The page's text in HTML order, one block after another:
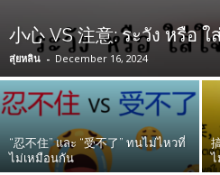
小心 VS 注意: ระวัง หรือ
สุ่ยหลิน - December 16, 2024
“忍不住” และ “受不了” ทนไม่ไหวที่
ไม่เหมือนกัน
ไ